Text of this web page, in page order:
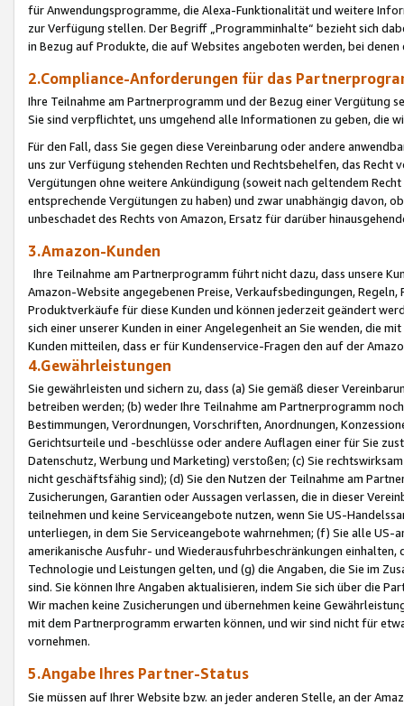
für Anwendungsprogramme, die Alexa-Funktionalität und weitere
zur Verfügung stellen. Der Begriff „Programminhalte“ bezieht sich
in Bezug auf Produkte, die auf Websites angeboten werden, bei
2.Compliance-Anforderungen für das
Ihre Teilnahme am Partnerprogramm und der Bezug einer Vergütung
Sie sind verpflichtet, uns umgehend alle Informationen zu geben, die
Für den Fall, dass Sie gegen diese Vereinbarung oder andere
uns zur Verfügung stehenden Rechten und Rechtsbehelfen, das
Vergütungen ohne weitere Ankündigung (soweit nach geltendem
entsprechende Vergütungen zu haben) und zwar unabhängig davon,
unbeschadet des Rechts von Amazon, Ersatz für darüber
3.Amazon-Kunden
Ihre Teilnahme am Partnerprogramm führt nicht dazu, dass unsere
Amazon-Website angegebenen Preise, Verkaufsbedingungen,
Produktverkäufe für diese Kunden und können jederzeit geändert
sich einer unserer Kunden in einer Angelegenheit an Sie wenden, die
Kunden mitteilen, dass er für Kundenservice-Fragen den auf der
4.Gewährleistungen
Sie gewährleisten und sichern zu, dass (a) Sie gemäß dieser
betreiben werden; (b) weder Ihre Teilnahme am Partnerprogramm
Bestimmungen, Verordnungen, Vorschriften, Anordnungen,
Gerichtsurteile und -beschlüsse oder andere Auflagen einer für Sie
Datenschutz, Werbung und Marketing) verstoßen; (c) Sie
nicht geschäftsfähig sind); (d) Sie den Nutzen der Teilnahme am
Zusicherungen, Garantien oder Aussagen verlassen, die in dieser
teilnehmen und keine Serviceangebote nutzen, wenn Sie US-
unterliegen, in dem Sie Serviceangebote wahrnehmen; (f) Sie alle
amerikanische Ausfuhr- und Wiederausfuhrbeschränkungen
Technologie und Leistungen gelten, und (g) die Angaben, die Sie im
sind. Sie können Ihre Angaben aktualisieren, indem Sie sich über die
Wir machen keine Zusicherungen und übernehmen keine
mit dem Partnerprogramm erwarten können, und wir sind nicht für
vornehmen.
5.Angabe Ihres Partner-Status
Sie müssen auf Ihrer Website bzw. an jeder anderen Stelle, an der